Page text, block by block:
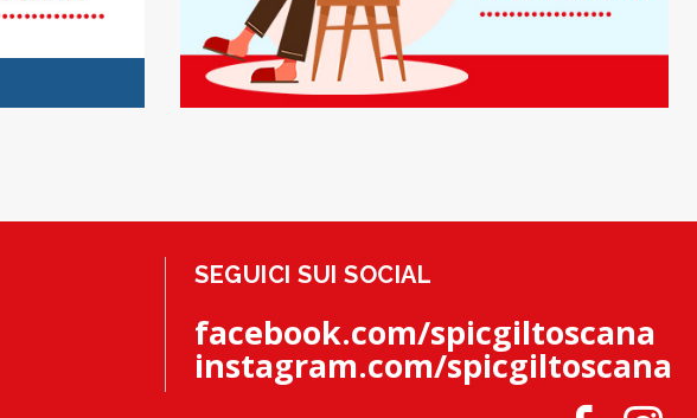
SEGUICI SUI SOCIAL
facebook.com/spicgiltoscana
instagram.com/spicgiltoscana